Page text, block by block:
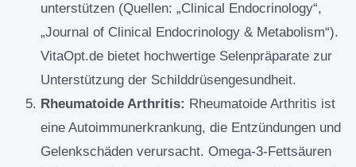
unterstützen (Quellen: „Clinical Endocrinology“,
„Journal of Clinical Endocrinology & Metabolism“).
VitaOpt.de bietet hochwertige Selenpräparate zur
Unterstützung der Schilddrüsengesundheit.
Rheumatoide Arthritis: Rheumatoide Arthritis ist
eine Autoimmunerkrankung, die Entzündungen und
Gelenkschäden verursacht. Omega-3-Fettsäuren